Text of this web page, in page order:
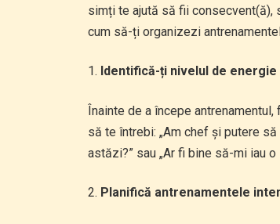
simți te ajută să fii consecvent(ă),
cum să-ți organizezi
Identifică-ți nivelul de energie
Înainte de a începe
să te întrebi: „Am chef și putere
astăzi?” sau „Ar fi bine să-mi iau o
Planifică antrenamentele